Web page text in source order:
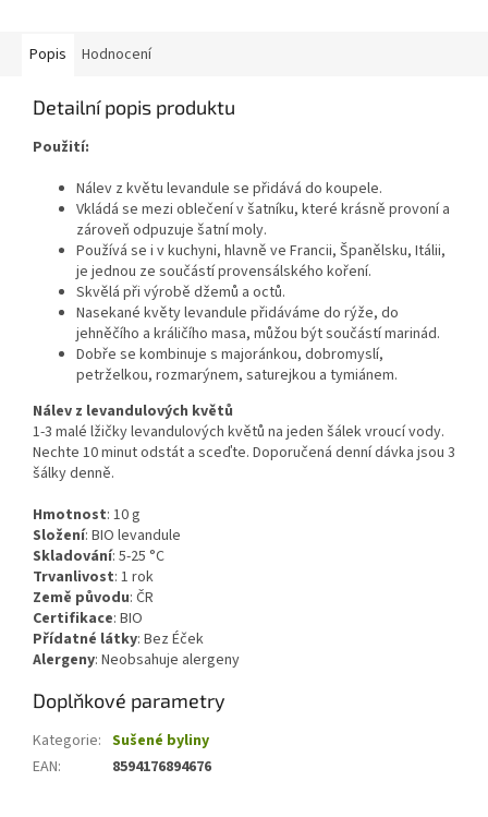
Popis Hodnocení
Detailní popis produktu
Použití:
Nálev z květu levandule se přidává do koupele.
Vkládá se mezi oblečení v šatníku, které krásně provoní a
zároveň odpuzuje šatní moly.
Používá se i v kuchyni, hlavně ve Francii, Španělsku, Itálii,
je jednou ze součástí provensálského koření.
Skvělá při výrobě džemů a octů.
Nasekané květy levandule přidáváme do rýže, do
jehněčího a králičího masa, můžou být součástí marinád.
Dobře se kombinuje s majoránkou, dobromyslí,
petrželkou, rozmarýnem, saturejkou a tymiánem.
Nálev z levandulových květů
1-3 malé lžičky levandulových květů na jeden šálek vroucí vody.
Nechte 10 minut odstát a sceďte. Doporučená denní dávka jsou 3
šálky denně.
Hmotnost: 10g
Složení: BIO levandule
Skladování: 5-25 °C
Trvanlivost: 1 rok
Země původu: ČR
Certifikace: BIO
Přídatné látky: Bez Éček
Alergeny: Neobsahuje alergeny
Doplňkové parametry
Kategorie: Sušené byliny
EAN: 8594176894676